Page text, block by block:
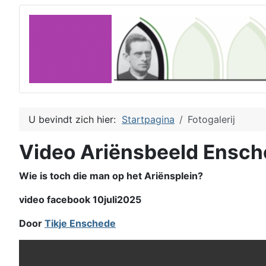
U bevindt zich hier: Startpagina Fotogalerij
Video Ariënsbeeld
Wie is toch die man op het Ariënsplein?
video facebook 10juli2025
Door Tikje Enschede